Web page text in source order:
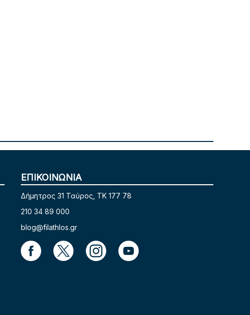
ΕΠΙΚΟΙΝΩΝΙΑ
Δήμητρος 31 Ταύρος, TK 177 78
210 34 89 000
blog@filathlos.gr